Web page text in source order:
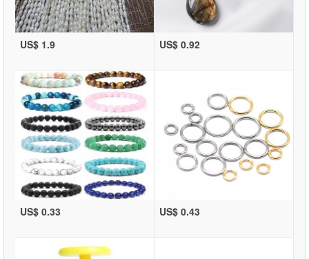
US$ 1.9 US$ 0.92
US$ 0.33 US$ 0.43